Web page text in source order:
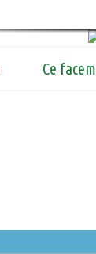
Ce facem